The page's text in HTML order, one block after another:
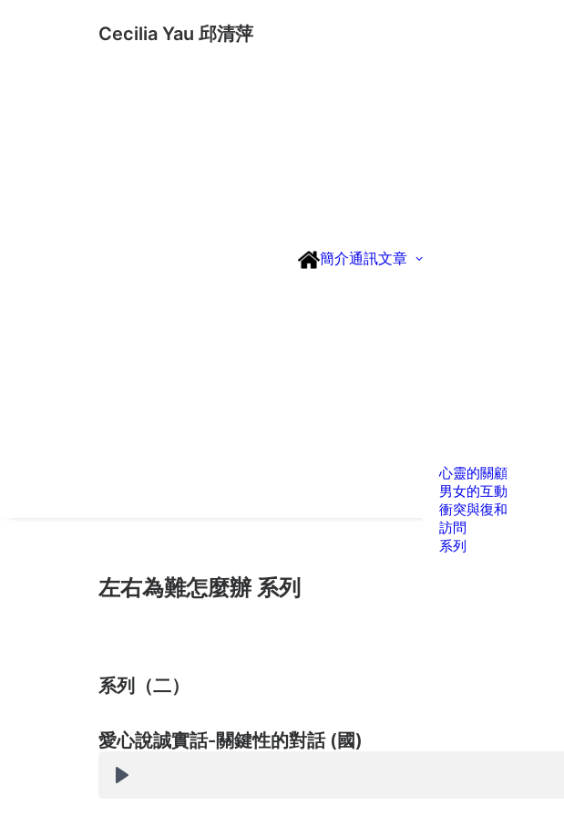
Cecilia Yau 邱清萍
簡介通訊文章
心靈的關顧
男女的互動
衝突與復和
訪問
系列
左右為難怎麼辦 系列
系列（二）
愛心說誠實話-關鍵性的對話 (國)